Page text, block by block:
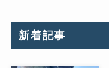
新着記事